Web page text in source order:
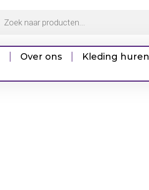
Over ons Kleding huren